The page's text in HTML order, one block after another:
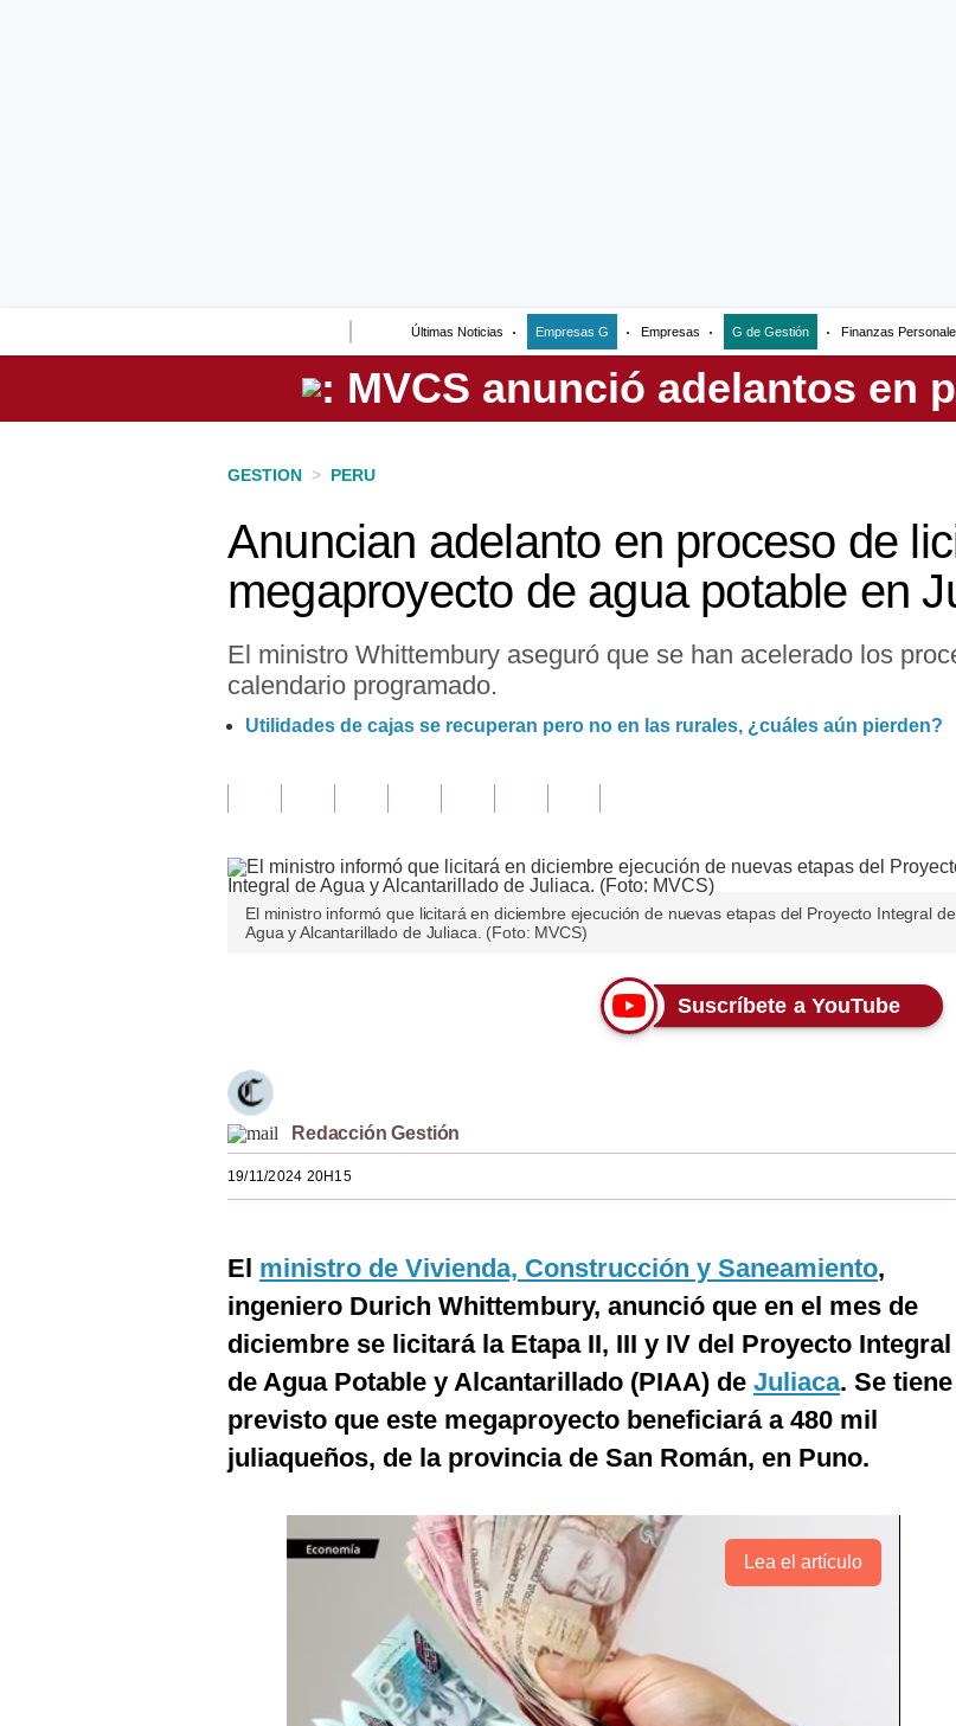
Últimas Noticias Empresas G Empresas G de Gestión Finanzas
Perú
GESTION > PERU
Anuncian adelanto en proceso de
megaproyecto de agua potable en
El ministro Whittembury aseguró que se han acelerado los
calendario programado.
Utilidades de cajas se recuperan pero no en las rurales, ¿cuáles aún pierden?
El ministro informó que licitará en diciembre ejecución de nuevas etapas del Proyecto Integral de
Agua y Alcantarillado de Juliaca. (Foto: MVCS)
Suscríbete a YouTube
Redacción Gestión
19/11/2024 20H15
El ministro de Vivienda, Construcción y Saneamiento,
ingeniero Durich Whittembury, anunció que en el mes de
diciembre se licitará la Etapa II, III y IV del Proyecto Integral
de Agua Potable y Alcantarillado (PIAA) de Juliaca. Se tiene
previsto que este megaproyecto beneficiará a 480 mil
juliaqueños, de la provincia de San Román, en Puno.
Lea el artículo